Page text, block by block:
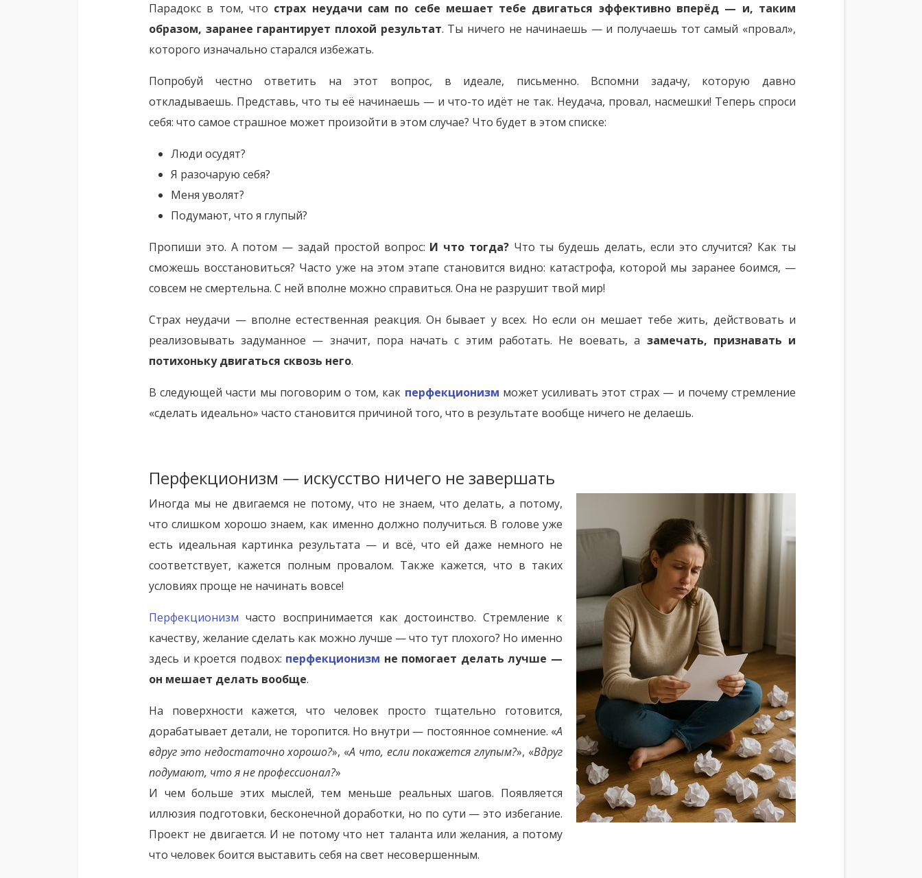
Парадокс в том, что страх неудачи сам по себе мешает тебе двигаться эффективно вперёд — и, таким
образом, заранее гарантирует плохой результат. Ты ничего не начинаешь — и получаешь тот самый «провал»,
которого изначально старался избежать.
Попробуй честно ответить на этот вопрос, в идеале, письменно. Вспомни задачу, которую давно
откладываешь. Представь, что ты её начинаешь — и что-то идёт не так. Неудача, провал, насмешки! Теперь спроси
себя: что самое страшное может произойти в этом случае? Что будет в этом списке:
Люди осудят?
Я разочарую себя?
Меня уволят?
Подумают, что я глупый?
Пропиши это. А потом — задай простой вопрос: И что тогда? Что ты будешь делать, если это случится? Как ты
сможешь восстановиться? Часто уже на этом этапе становится видно: катастрофа, которой мы заранее боимся, —
совсем не смертельна. С ней вполне можно справиться. Она не разрушит твой мир!
Страх неудачи — вполне естественная реакция. Он бывает у всех. Но если он мешает тебе жить, действовать и
реализовывать задуманное — значит, пора начать с этим работать. Не воевать, а замечать, признавать и
потихоньку двигаться сквозь него.
В следующей части мы поговорим о том, как перфекционизм может усиливать этот страх — и почему стремление
«сделать идеально» часто становится причиной того, что в результате вообще ничего не делаешь.
Перфекционизм — искусство ничего не завершать
Иногда мы не двигаемся не потому, что не знаем, что делать, а потому,
что слишком хорошо знаем, как именно должно получиться. В голове уже
есть идеальная картинка результата — и всё, что ей даже немного не
соответствует, кажется полным провалом. Также кажется, что в таких
условиях проще не начинать вовсе!
Перфекционизм часто воспринимается как достоинство. Стремление к
качеству, желание сделать как можно лучше — что тут плохого? Но именно
здесь и кроется подвох: перфекционизм не помогает делать лучше —
он мешает делать вообще.
На поверхности кажется, что человек просто тщательно готовится,
дорабатывает детали, не торопится. Но внутри — постоянное сомнение. «А
вдруг это недостаточно хорошо?», «А что, если покажется глупым?», «Вдруг
подумают, что я не профессионал?»
И чем больше этих мыслей, тем меньше реальных шагов. Появляется
иллюзия подготовки, бесконечной доработки, но по сути — это избегание.
Проект не двигается. И не потому что нет таланта или желания, а потому
что человек боится выставить себя на свет несовершенным.